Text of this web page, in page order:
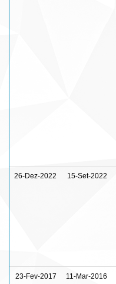
26-Dez-2022 15-Set-2022
23-Fev-2017 11-Mar-2016